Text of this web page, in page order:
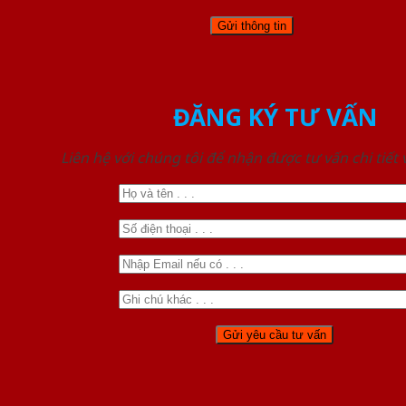
ĐĂNG KÝ TƯ VẤN
Liên hệ với chúng tôi để nhận được tư vấn chi tiết